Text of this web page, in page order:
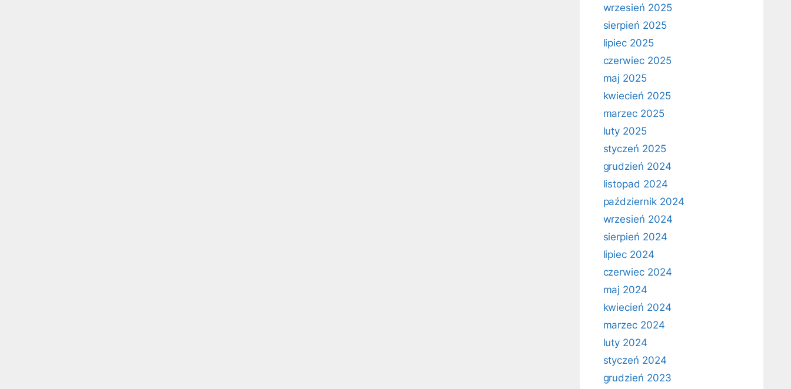
wrzesień 2025
sierpień 2025
lipiec 2025
czerwiec 2025
maj 2025
kwiecień 2025
marzec 2025
luty 2025
styczeń 2025
grudzień 2024
listopad 2024
październik 2024
wrzesień 2024
sierpień 2024
lipiec 2024
czerwiec 2024
maj 2024
kwiecień 2024
marzec 2024
luty 2024
styczeń 2024
grudzień 2023